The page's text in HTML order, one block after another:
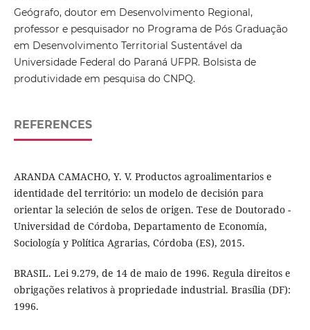
Geógrafo, doutor em Desenvolvimento Regional,
professor e pesquisador no Programa de Pós Graduação
em Desenvolvimento Territorial Sustentável da
Universidade Federal do Paraná UFPR. Bolsista de
produtividade em pesquisa do CNPQ.
REFERENCES
ARANDA CAMACHO, Y. V. Productos agroalimentarios e
identidade del território: un modelo de decisión para
orientar la seleción de selos de origen. Tese de Doutorado -
Universidad de Córdoba, Departamento de Economía,
Sociología y Política Agrarias, Córdoba (ES), 2015.
BRASIL. Lei 9.279, de 14 de maio de 1996. Regula direitos e
obrigações relativos à propriedade industrial. Brasília (DF):
1996.